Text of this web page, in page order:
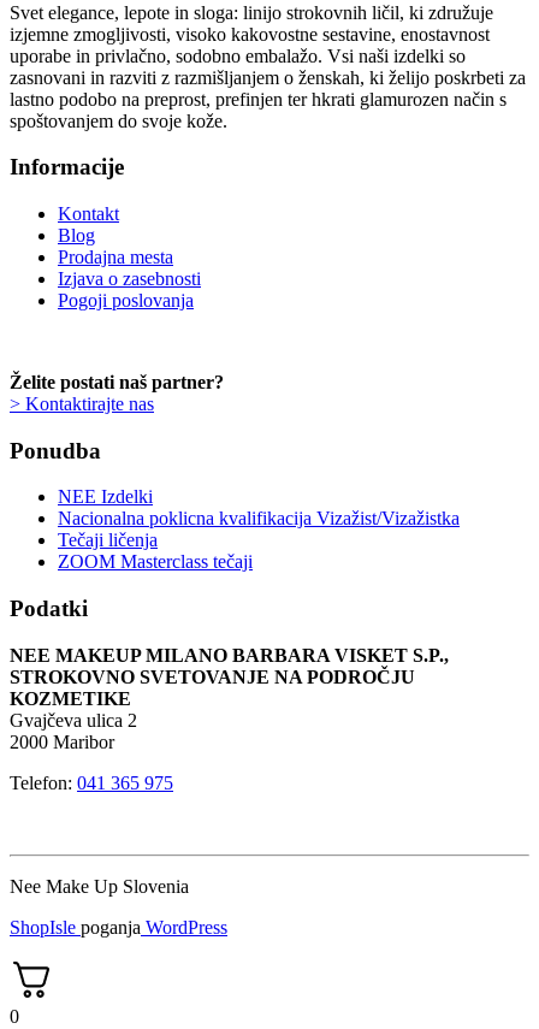
Svet elegance, lepote in sloga: linijo strokovnih ličil, ki združuje
izjemne zmogljivosti, visoko kakovostne sestavine, enostavnost
uporabe in privlačno, sodobno embalažo. Vsi naši izdelki so
zasnovani in razviti z razmišljanjem o ženskah, ki želijo poskrbeti za
lastno podobo na preprost, prefinjen ter hkrati glamurozen način s
spoštovanjem do svoje kože.
Informacije
Kontakt
Blog
Prodajna mesta
Izjava o zasebnosti
Pogoji poslovanja
Želite postati naš partner?
> Kontaktirajte nas
Ponudba
NEE Izdelki
Nacionalna poklicna kvalifikacija Vizažist/Vizažistka
Tečaji ličenja
ZOOM Masterclass tečaji
Podatki
NEE MAKEUP MILANO BARBARA VISKET S.P.,
STROKOVNO SVETOVANJE NA PODROČJU
KOZMETIKE
Gvajčeva ulica 2
2000 Maribor
Telefon: 041 365 975
Nee Make Up Slovenia
ShopIsle poganja WordPress
0